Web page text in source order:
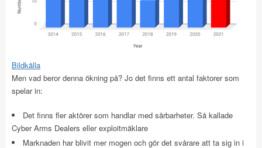
Bildkälla
Men vad beror denna ökning på? Jo det finns ett antal faktorer som
spelar in:
Det finns fler aktörer som handlar med sårbarheter. Så kallade
Cyber Arms Dealers eller exploitmäklare
Marknaden har blivit mer mogen och gör det svårare att ta sig in i